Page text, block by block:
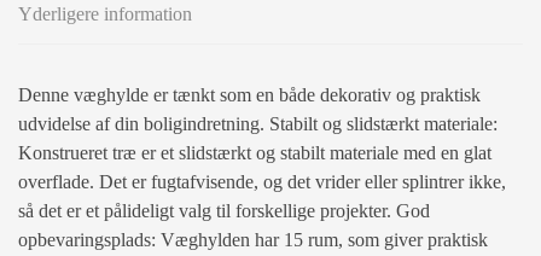
Yderligere information
Denne væghylde er tænkt som en både dekorativ og praktisk
udvidelse af din boligindretning. Stabilt og slidstærkt materiale:
Konstrueret træ er et slidstærkt og stabilt materiale med en glat
overflade. Det er fugtafvisende, og det vrider eller splintrer ikke,
så det er et pålideligt valg til forskellige projekter. God
opbevaringsplads: Væghylden har 15 rum, som giver praktisk